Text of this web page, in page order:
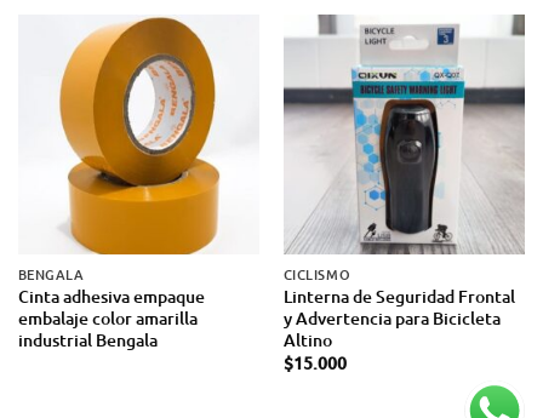
BENGALA
Cinta adhesiva empaque
embalaje color amarilla
industrial Bengala
CICLISMO
Linterna de Seguridad Frontal
y Advertencia para Bicicleta
Altino
$15.000